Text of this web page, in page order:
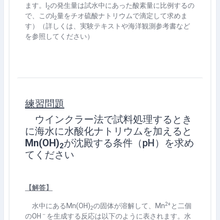
ます。 2の発生量は試水中にあった酸素量に比例するの
で、この 2量をチオ硫酸ナトリウムで滴定して求めま
す）（詳しくは、実験テキストや海洋観測参考書など
を参照してください）
練習問題
ウインクラー法で試料処理するとき
に海水に水酸化ナトリウムを加えると
Mn(OH)2が沈殿する条件（pH）を求め
てください
【解答】
水中にある Mn(OH)2の固体が溶解して、 Mn2+ と二個
のOH － を生成する反応は以下のように表されます。水